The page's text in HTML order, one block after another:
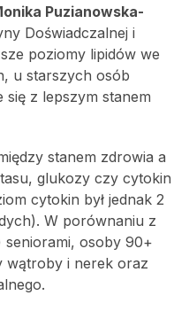
Puzianowska-
Doświadczalnej i
poziomy lipidów we
u starszych osób
z lepszym stanem
stanem zdrowia a
glukozy czy cytokin
cytokin był jednak 2
W porównaniu z
seniorami, osoby 90+
wątroby i nerek oraz